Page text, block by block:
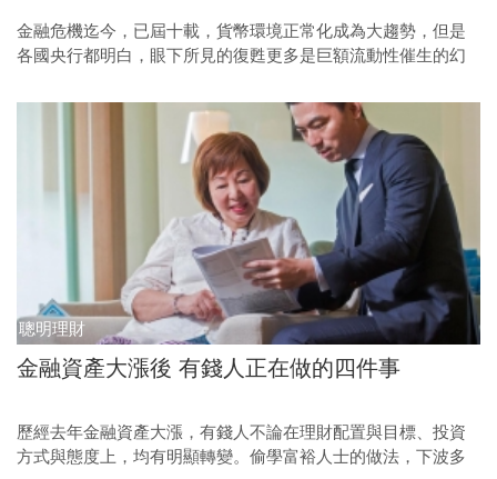
金融危機迄今，已屆十載，貨幣環境正常化成為大趨勢，但是
各國央行都明白，眼下所見的復甦更多是巨額流動性催生的幻
聰明理財
金融資產大漲後 有錢人正在做的四件事
歷經去年金融資產大漲，有錢人不論在理財配置與目標、投資
方式與態度上，均有明顯轉變。偷學富裕人士的做法，下波多